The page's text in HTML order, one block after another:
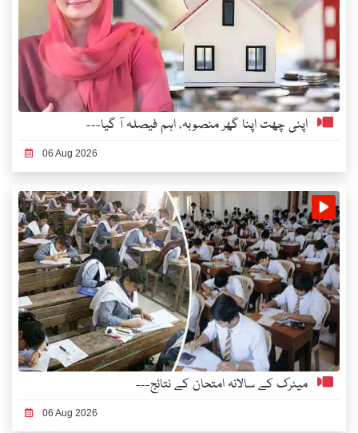
اپنی چھت اپنا گھر منصوبہ، اہم فیصلہ آ گیا---
06 Aug 2026
میٹرک کے سالانہ امتحان کے نتائج---
06 Aug 2026